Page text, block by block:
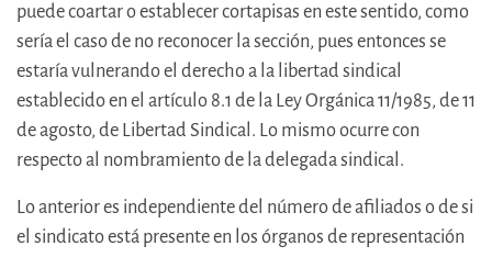
puede coartar o establecer cortapisas en este sentido, como
sería el caso de no reconocer la sección, pues entonces se
estaría vulnerando el derecho a la libertad sindical
establecido en el artículo 8.1 de la Ley Orgánica 11/1985, de 11
de agosto, de Libertad Sindical. Lo mismo ocurre con
respecto al nombramiento de la delegada sindical.
Lo anterior es independiente del número de afiliados o de si
el sindicato está presente en los órganos de representación